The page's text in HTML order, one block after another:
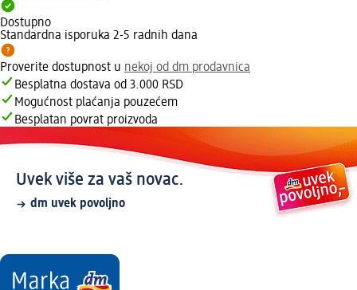
Dostupno
Standardna isporuka 2-5 radnih dana
Proverite dostupnost u nekoj od dm prodavnica
Besplatna dostava od 3.000 RSD
Mogućnost plaćanja pouzećem
Besplatan povrat proizvoda
Uvek više za vaš novac.
dm uvek povoljno